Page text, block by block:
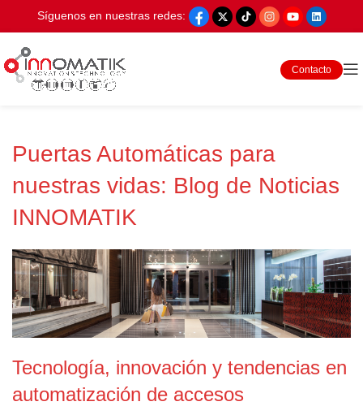
Síguenos en nuestras redes:
Contacto
Puertas Automáticas para
nuestras vidas: Blog de Noticias
INNOMATIK
Tecnología, innovación y tendencias en
automatización de accesos